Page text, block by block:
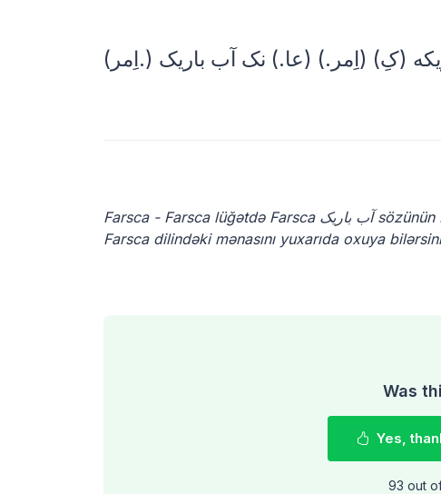
Farsca - Farsca lüğətdə Farsca آب باریک sözünün Farsca mənası nədir? Farsca dilindəki آب باریک sözünün
Farsca dilindəki mənasını yuxarıda oxuya
Was
Yes,
93 out